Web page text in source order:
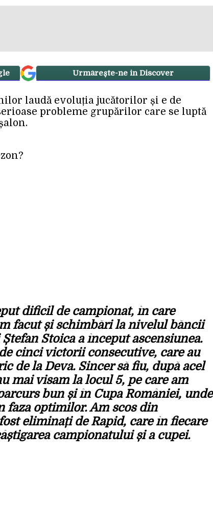
Urmărește-ne in Discover
laudă evoluția jucătorilor și e de
probleme grupărilor care se luptă
dificil de campionat, în care
facut și schimbări la nivelul băncii
Stoica a început ascensiunea.
cinci victorii consecutive, care au
de la Deva. Sincer să fiu, după acel
mai visam la locul 5, pe care am
bun și în Cupa României, unde
faza optimilor. Am scos din
eliminați de Rapid, care în fiecare
campionatului și a cupei.